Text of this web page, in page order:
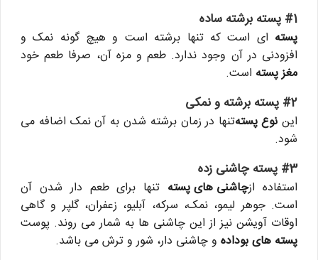
#1 پسته برشته ساده
پسته ای است که تنها برشته است و هیچ گونه نمک و
افزودنی در آن وجود ندارد. طعم و مزه آن، صرفا طعم خود
مغز پسته است.
#2 پسته برشته و نمکی
این نوع پستهتنها در زمان برشته شدن به آن نمک اضافه می
شود.
#3 پسته چاشنی ‌زده
استفاده ازچاشنی های پسته تنها برای طعم دار شدن آن
است. جوهر لیمو، نمک، سرکه، آبلیو، زعفران، گلپر و گاهی
اوقات آویشن نیز از این چاشنی ها به شمار می روند. پوست
پسته های بوداده و چاشنی دار، شور و ترش می باشد.